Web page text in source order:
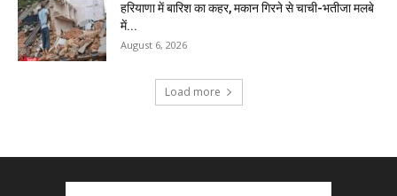
हरियाणा में बारिश का कहर, मकान गिरने से चाची-भतीजा मलबे
में...
August 6, 2026
Load more